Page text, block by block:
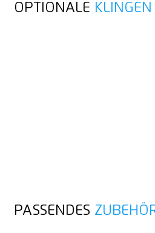
OPTIONALE KLINGEN
PASSENDES